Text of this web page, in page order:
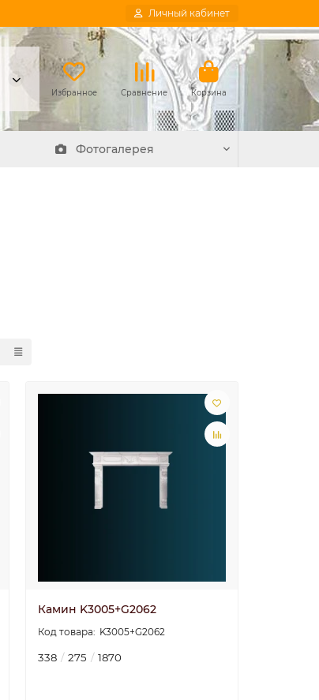
Личный кабинет
Избранное Сравнение Корзина
Фотогалерея
Камин K3005+G2062
K3005+G2062
338 275 1870